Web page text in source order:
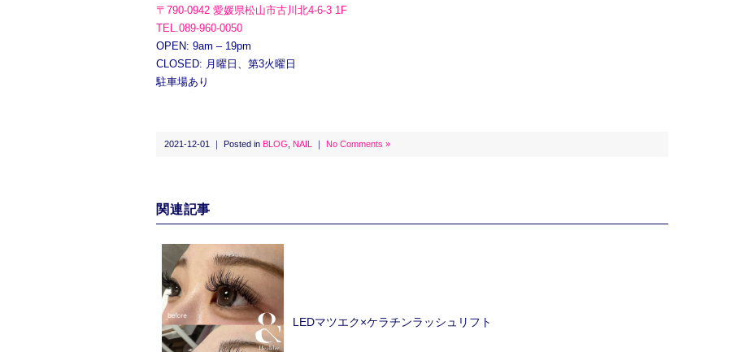
〒790-0942 愛媛県松山市古川北4-6-3 1F
TEL.089-960-0050
OPEN: 9am – 19pm
CLOSED: 月曜日、第3火曜日
駐車場あり
2021-12-01 ｜ Posted in BLOG NAIL ｜ No Comments »
関連記事
LEDマツエク×ケラチンラッシュリフト